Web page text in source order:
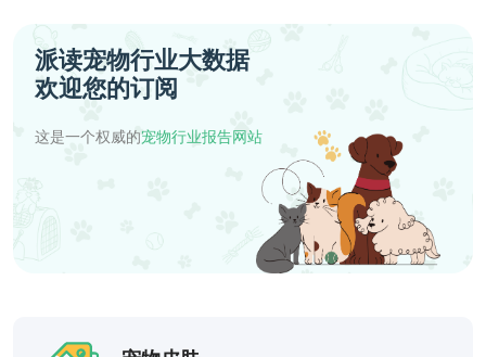
派读宠物行业大数据
欢迎您的订阅
这是一个权威的宠物行业报告网站